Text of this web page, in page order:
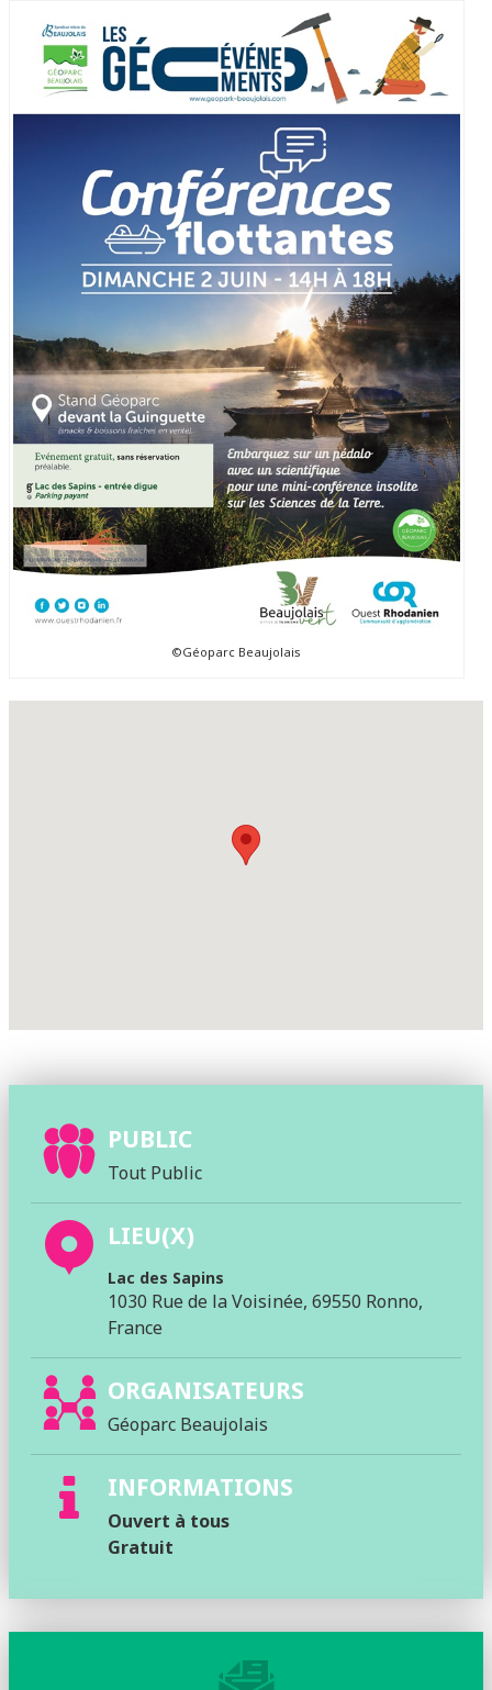
©Géoparc Beaujolais
PUBLIC
Tout Public
LIEU(X)
Lac des Sapins
1030 Rue de la Voisinée, 69550 Ronno,
France
ORGANISATEURS
Géoparc Beaujolais
INFORMATIONS
Ouvert à tous
Gratuit